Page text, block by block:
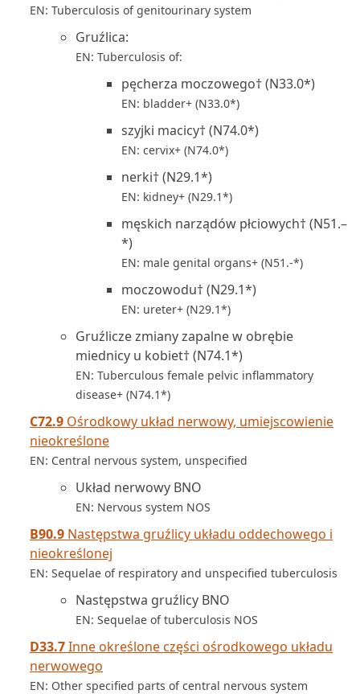
EN: Tuberculosis of genitourinary system
Gruźlica:
EN: Tuberculosis of:
pęcherza moczowego† (N33.0*)
EN: bladder+ (N33.0*)
szyjki macicy† (N74.0*)
EN: cervix+ (N74.0*)
nerki† (N29.1*)
EN: kidney+ (N29.1*)
męskich narządów płciowych† (N51.–
*)
EN: male genital organs+ (N51.-*)
moczowodu† (N29.1*)
EN: ureter+ (N29.1*)
Gruźlicze zmiany zapalne w obrębie
miednicy u kobiet† (N74.1*)
EN: Tuberculous female pelvic inflammatory
disease+ (N74.1*)
C72.9 Ośrodkowy układ nerwowy, umiejscowienie
nieokreślone
EN: Central nervous system, unspecified
Układ nerwowy BNO
EN: Nervous system NOS
B90.9 Następstwa gruźlicy układu oddechowego i
nieokreślonej
EN: Sequelae of respiratory and unspecified tuberculosis
Następstwa gruźlicy BNO
EN: Sequelae of tuberculosis NOS
D33.7Inne określone części ośrodkowego układu
nerwowego
EN: Other specified parts of central nervous system